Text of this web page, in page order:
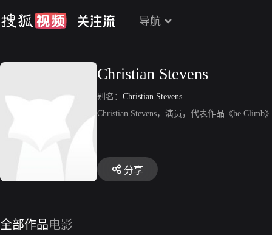
导航
Christian Stevens
别名： Christian Stevens
Christian Stevens，演员，代表作品《he Climb
分享
全部作品电影